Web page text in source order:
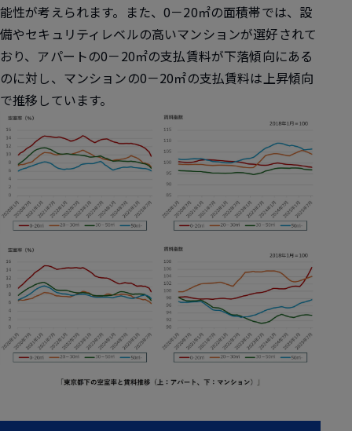
能性が考えられます。また、0－20㎡の面積帯では、設
備やセキュリティレベルの高いマンションが選好されて
おり、アパートの0－20㎡の支払賃料が下落傾向にある
のに対し、マンションの0－20㎡の支払賃料は上昇傾向
で推移しています。